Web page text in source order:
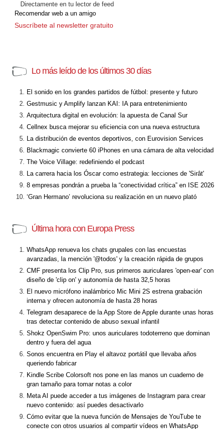
Directamente en tu lector de feed
Recomendar web a un amigo
Suscríbete al newsletter gratuito
Lo más leído de los últimos 30 días
El sonido en los grandes partidos de fútbol: presente y futuro
Gestmusic y Amplify lanzan KAI: IA para entretenimiento
Arquitectura digital en evolución: la apuesta de Canal Sur
Cellnex busca mejorar su eficiencia con una nueva estructura
La distribución de eventos deportivos, con Eurovision Services
Blackmagic convierte 60 iPhones en una cámara de alta velocidad
The Voice Village: redefiniendo el podcast
La carrera hacia los Óscar como estrategia: lecciones de 'Sirât'
8 empresas pondrán a prueba la “conectividad crítica” en ISE 2026
‘Gran Hermano’ revoluciona su realización en un nuevo plató
Última hora con Europa Press
WhatsApp renueva los chats grupales con las encuestas
avanzadas, la mención '@todos' y la creación rápida de grupos
CMF presenta los Clip Pro, sus primeros auriculares 'open-ear' con
diseño de 'clip on' y autonomía de hasta 32,5 horas
El nuevo micrófono inalámbrico Mic Mini 2S estrena grabación
interna y ofrecen autonomía de hasta 28 horas
Telegram desaparece de la App Store de Apple durante unas horas
tras detectar contenido de abuso sexual infantil
Shokz OpenSwim Pro: unos auriculares todoterreno que dominan
dentro y fuera del agua
Sonos encuentra en Play el altavoz portátil que llevaba años
queriendo fabricar
Kindle Scribe Colorsoft nos pone en las manos un cuaderno de
gran tamaño para tomar notas a color
Meta AI puede acceder a tus imágenes de Instagram para crear
nuevo contenido: así puedes desactivarlo
Cómo evitar que la nueva función de Mensajes de YouTube te
conecte con otros usuarios al compartir vídeos en WhatsApp